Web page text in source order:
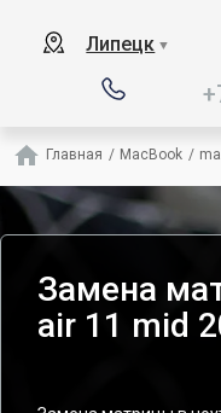
Липецк ▼
Главная / MacBook /
Замена
air 11 mid